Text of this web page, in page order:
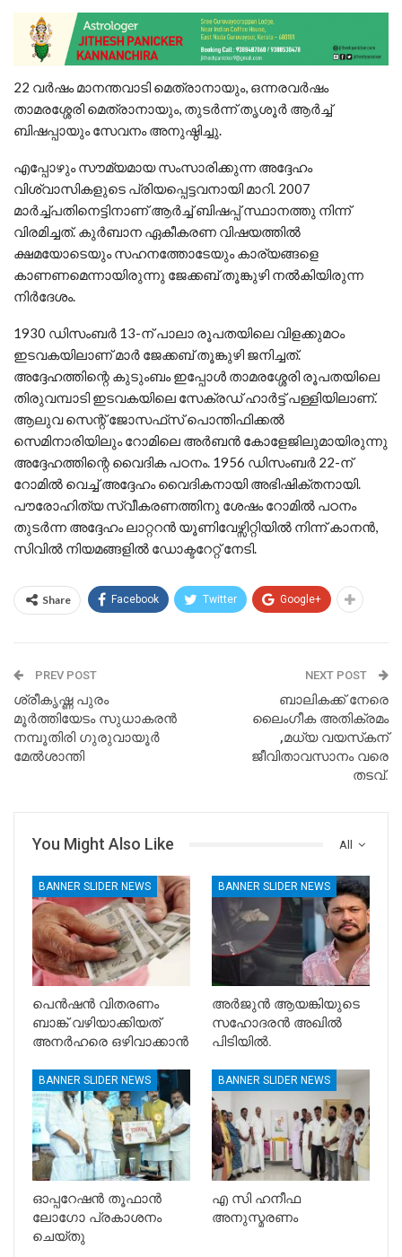
22 വർഷം മാനന്തവാടി മെത്രാനായും, ഒന്നരവർഷം
താമരശ്ശേരി മെത്രാനായും, തുടർന്ന് തൃശൂർ ആർച്ച്
ബിഷപ്പായും സേവനം അനുഷ്ഠിച്ചു.
എപ്പോഴും സൗമ്യമായ സംസാരിക്കുന്ന അദ്ദേഹം
വിശ്വാസികളുടെ പ്രിയപ്പെട്ടവനായി മാറി. 2007
മാര്‍ച്ച്പതിനെട്ടിനാണ് ആര്‍ച്ച് ബിഷപ്പ് സ്ഥാനത്തു നിന്ന്
വിരമിച്ചത്. കുര്‍ബാന ഏകീകരണ വിഷയത്തില്‍
ക്ഷമയോടെയും സഹനത്തോടേയും കാര്യങ്ങളെ
കാണണമെന്നായിരുന്നു ജേക്കബ് തൂങ്കുഴി നല്‍കിയിരുന്ന
നിര്‍ദേശം.
1930 ഡിസംബർ 13-ന് പാലാ രൂപതയിലെ വിളക്കുമഠം
ഇടവകയിലാണ് മാർ ജേക്കബ് തൂങ്കുഴി ജനിച്ചത്.
അദ്ദേഹത്തിന്റെ കുടുംബം ഇപ്പോൾ താമരശ്ശേരി രൂപതയിലെ
തിരുവമ്പാടി ഇടവകയിലെ സേക്രഡ് ഹാർട്ട് പള്ളിയിലാണ്.
ആലുവ സെന്റ് ജോസഫ്‌സ് പൊന്തിഫിക്കൽ
സെമിനാരിയിലും റോമിലെ അർബൻ കോളേജിലുമായിരുന്നു
അദ്ദേഹത്തിന്റെ വൈദിക പഠനം. 1956 ഡിസംബർ 22-ന്
റോമിൽ വെച്ച് അദ്ദേഹം വൈദികനായി അഭിഷിക്തനായി.
പൗരോഹിത്യ സ്വീകരണത്തിനു ശേഷം റോമിൽ പഠനം
തുടർന്ന അദ്ദേഹം ലാറ്ററൻ യൂണിവേഴ്സിറ്റിയിൽ നിന്ന് കാനൻ,
സിവിൽ നിയമങ്ങളിൽ ഡോക്ടറേറ്റ് നേടി.
Share Facebook Twitter Google+
PREV POST
ശ്രീകൃഷ്ണ പുരം
മൂർത്തിയേടം സുധാകരൻ
നമ്പൂതിരി ഗുരുവായൂർ
മേൽശാന്തി
NEXT POST
ബാലികക്ക് നേരെ
ലൈംഗീക അതിക്രമം
,മധ്യ വയസ്‌കന്‌
ജീവിതാവസാനം വരെ
തടവ്.
All
You Might Also Like
BANNER SLIDER NEWS
പെൻഷൻ വിതരണം
ബാങ്ക് വഴിയാക്കിയത്
അനർഹരെ ഒഴിവാക്കാൻ
BANNER SLIDER NEWS
അർജുൻ ആയങ്കിയുടെ
സഹോദരൻ അഖിൽ
പിടിയിൽ.
BANNER SLIDER NEWS
ഓപ്പറേഷൻ തൂഫാൻ
ലോഗോ പ്രകാശനം
ചെയ്തു
BANNER SLIDER NEWS
എ സി ഹനീഫ
അനുസ്മരണം